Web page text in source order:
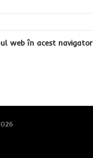
web în acest